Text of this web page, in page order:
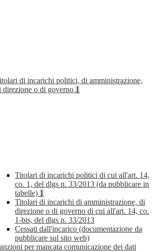
di incarichi politici, di amministrazione,
direzione o di governo 1
Titolari di incarichi politici di cui all'art. 14,
co. 1, del dlgs n. 33/2013 (da pubblicare in
tabelle) 1
Titolari di incarichi di amministrazione, di
direzione o di governo di cui all'art. 14, co.
1-bis, del dlgs n. 33/2013
Cessati dall'incarico (documentazione da
pubblicare sul sito web)
per mancata comunicazione dei dati